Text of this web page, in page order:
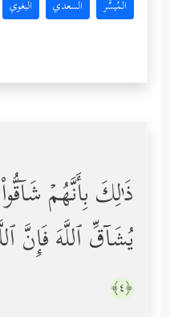
المُيسَّر السعدي البغوي
ذَ ٰ⁠لِكَ بِأَنَّهُمۡ
یُشَاۤقِّ ٱللَّهَ فَإِنَّ
﴿٤﴾